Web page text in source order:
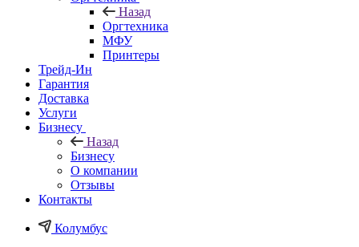
Назад
Оргтехника
МФУ
Принтеры
Трейд-Ин
Гарантия
Доставка
Услуги
Бизнесу
Назад
Бизнесу
О компании
Отзывы
Контакты
Колумбус